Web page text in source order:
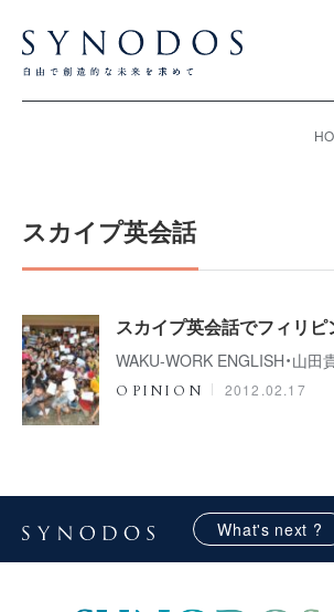
スカイプ英会話
スカイプ英会話でフィリピ
WAKU-WORK ENGLISH・山田
OPINION 2012.02.17
What's next ?